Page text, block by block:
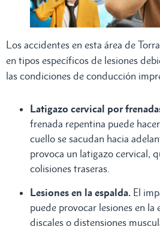
Los accidentes en esta área de
en tipos específicos de lesiones
las condiciones de conducción
Latigazo cervical por
frenada repentina puede
cuello se sacudan hacia
provoca un latigazo cervical,
colisiones traseras.
Lesiones en la espalda. El
puede provocar lesiones en la
discales o distensiones